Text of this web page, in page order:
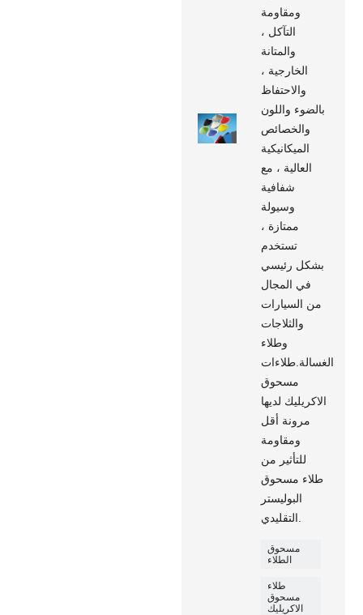
ومقاومة
التآكل ،
والمتانة
الخارجية ،
والاحتفاظ
بالضوء واللون
والخصائص
الميكانيكية
العالية ، مع
شفافية
وسيولة
ممتازة ،
تستخدم
بشكل رئيسي
في المجال
من السيارات
والثلاجات
وطلاء
الغسالة.طلاءات
مسحوق
الاكريليك لديها
مرونة أقل
ومقاومة
للتأثير من
طلاء مسحوق
البوليستر
مسحوق
الطلاء
طلاء
مسحوق
الاكريليك